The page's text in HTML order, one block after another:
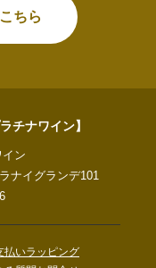
ちら
チナワイン】
ン
ナイグランデ101
払いラッピング